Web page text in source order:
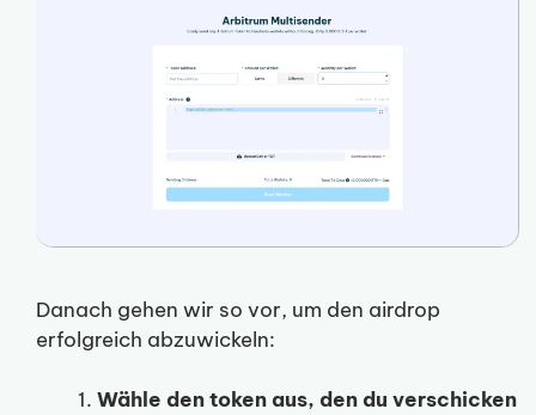
Danach gehen wir so vor, um den airdrop
erfolgreich abzuwickeln:
Wähle den token aus, den du verschicken